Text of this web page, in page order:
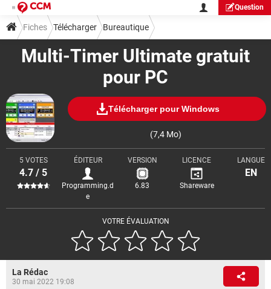
Question
Multi-Timer Ultimate gratuit
pour PC
Télécharger pour Windows
(7,4 Mo)
VOTRE ÉVALUATION
5 VOTES
4.7 / 5
ÉDITEUR
Programming.d
e
VERSION
6.83
LICENCE
Shareware
LANGUE
EN
Fiches Télécharger Bureautique
La Rédac
30 mai 2022 19:08